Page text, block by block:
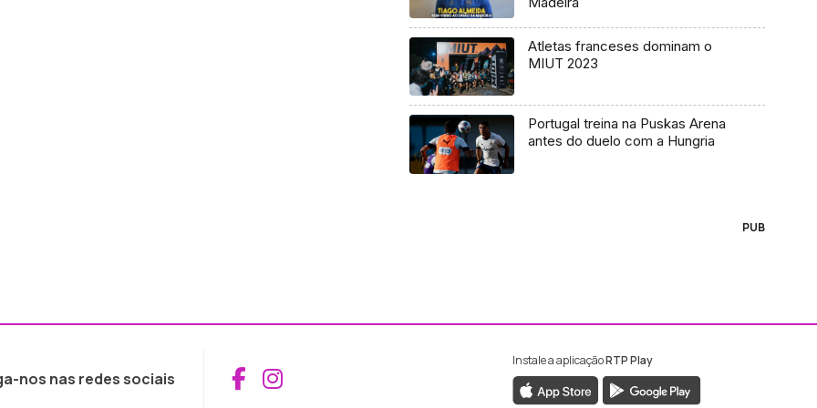
Atletas franceses dominam o
MIUT 2023
Portugal treina na Puskas Arena
antes do duelo com a Hungria
PUB
nos nas redes sociais Aceder ao Facebook da RTP Madeira
Aceder ao Instagram da RTP Madeira
Instale a aplicaçãoRTP Play